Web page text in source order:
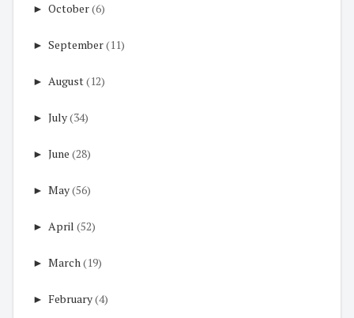
► October(6)
► September(11)
► August(12)
► July(34)
► June (28)
► May(56)
► April (52)
► March(19)
► February(4)